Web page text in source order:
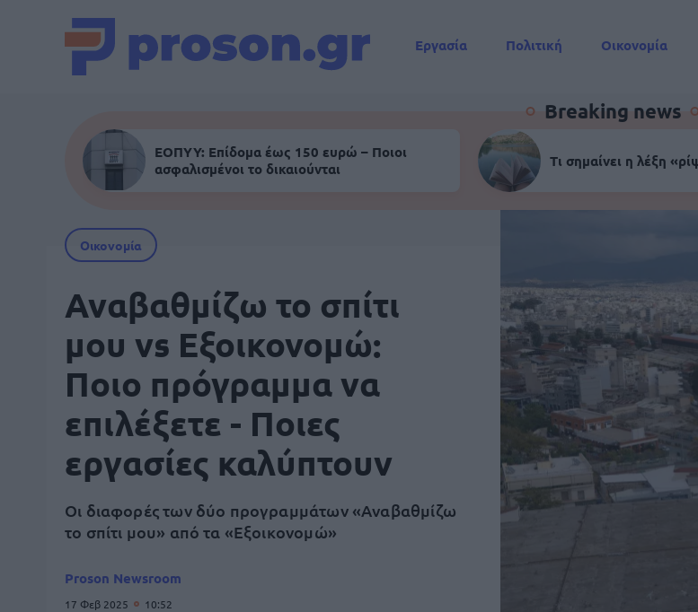
Εργασία Πολιτική Οικονομία
Breaking news
ΕΟΠΥΥ: Επίδομα έως 150 ευρώ – Ποιοι
ασφαλισμένοι το δικαιούνται
Τι σημαίνει η λέξη
Οικονομία
Αναβαθμίζω το σπίτι
μου vs Εξοικονομώ:
Ποιο πρόγραμμα να
επιλέξετε - Ποιες
εργασίες καλύπτουν
Οι διαφορές των δύο προγραμμάτων «Αναβαθμίζω
το σπίτι μου» από τα «Εξοικονομώ»
Proson Newsroom
17 Φεβ 2025 10:52